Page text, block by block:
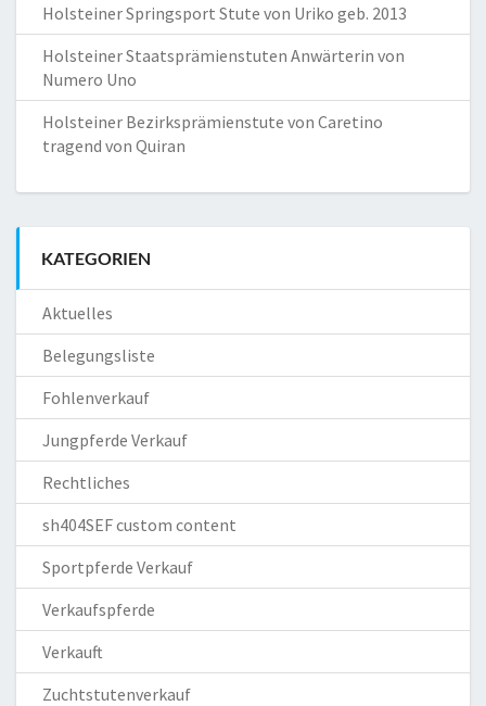
Holsteiner Springsport Stute von Uriko geb. 2013
Holsteiner Staatsprämienstuten Anwärterin von
Numero Uno
Holsteiner Bezirksprämienstute von Caretino
tragend von Quiran
KATEGORIEN
Aktuelles
Belegungsliste
Fohlenverkauf
Jungpferde Verkauf
Rechtliches
sh404SEF custom content
Sportpferde Verkauf
Verkaufspferde
Verkauft
Zuchtstutenverkauf